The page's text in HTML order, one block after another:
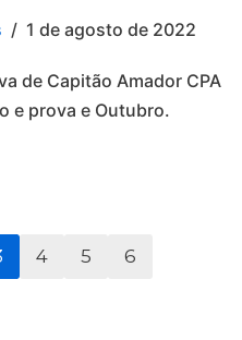
1 de agosto de 2022
de Capitão Amador CPA
e prova e Outubro.
4 5 6